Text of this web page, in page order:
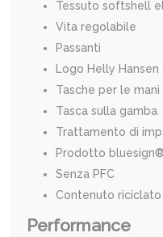
Tessuto softshell
Vita regolabile
Passanti
Logo Helly
Tasche per le mani
Tasca sulla gamba
Trattamento di
Prodotto bluesign®
Senza PFC
Contenuto riciclato
Performance